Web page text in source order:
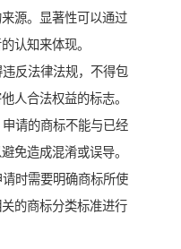
源。显著性可以通过
认知来体现。
反法律法规，不得包
人合法权益的标志。
请的商标不能与已经
免造成混淆或误导。
时需要明确商标所使
的商标分类标准进行